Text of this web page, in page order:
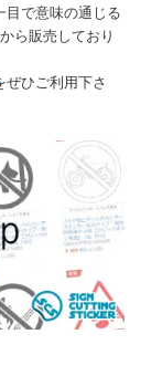
目で意味の通じる
ら販売しており
ぜひご利用下さ